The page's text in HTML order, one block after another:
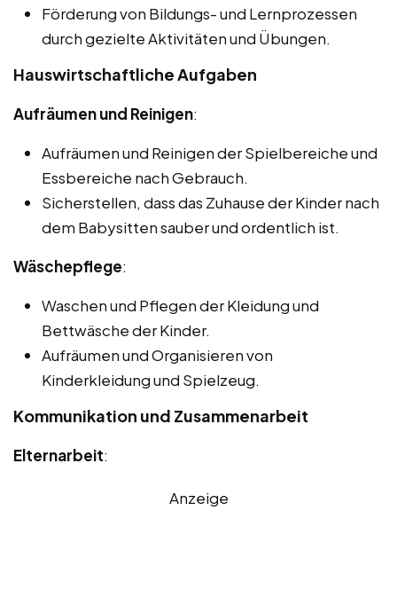
Förderung von Bildungs- und Lernprozessen
durch gezielte Aktivitäten und Übungen.
Hauswirtschaftliche Aufgaben
Aufräumen und Reinigen:
Aufräumen und Reinigen der Spielbereiche und
Essbereiche nach Gebrauch.
Sicherstellen, dass das Zuhause der Kinder nach
dem Babysitten sauber und ordentlich ist.
Wäschepflege:
Waschen und Pflegen der Kleidung und
Bettwäsche der Kinder.
Aufräumen und Organisieren von
Kinderkleidung und Spielzeug.
Kommunikation und Zusammenarbeit
Elternarbeit:
Anzeige